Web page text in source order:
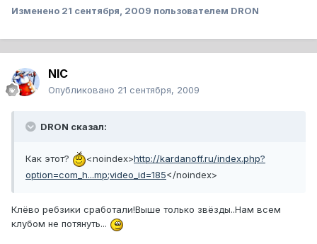
Изменено 21 сентября, 2009 пользователем DRON
NIC
Опубликовано 21 сентября, 2009
DRON сказал:
Как этот? <noindex>http://kardanoff.ru/index.php?
option=com_h...mp;video_id=185</noindex>
Клёво ребзики сработали!Выше только звёзды..Нам всем
клубом не потянуть...